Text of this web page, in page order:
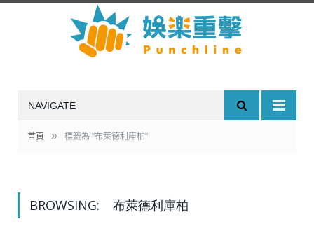
NAVIGATE
首頁 » 標籤為 "布萊德利庫柏"
BROWSING: 布萊德利庫柏